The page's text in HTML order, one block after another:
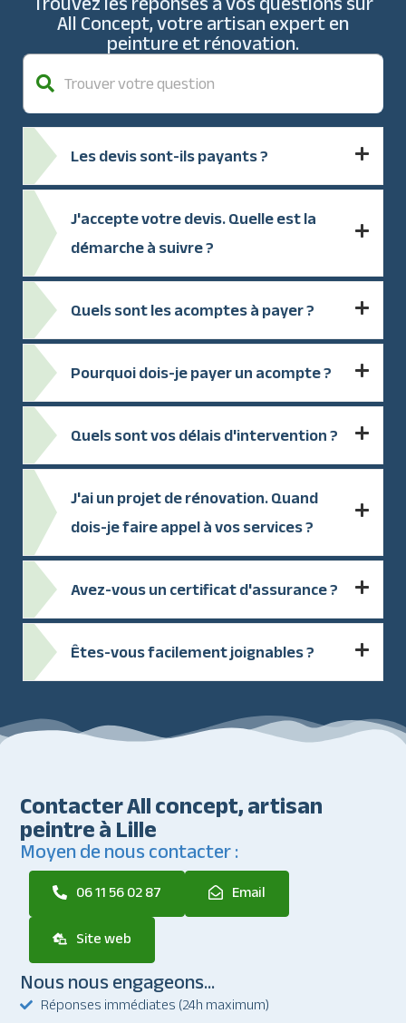
All Concept, votre artisan expert en
peinture et rénovation.
Les devis sont-ils payants ?
J'accepte votre devis. Quelle est la
démarche à suivre ?
Quels sont les acomptes à payer ?
Pourquoi dois-je payer un acompte ?
Quels sont vos délais d'intervention ?
J'ai un projet de rénovation. Quand
dois-je faire appel à vos services ?
Avez-vous un certificat d'assurance ?
Êtes-vous facilement joignables ?
Contacter All concept, artisan
peintre à Lille
Moyen de nous contacter :
06 11 56 02 87
Email
Site web
Nous nous engageons...
Réponses immédiates (24h maximum)